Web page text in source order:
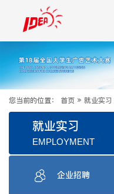
您当前的位置： 首页 » 就业实习
就业实习
EMPLOYMENT
企业招聘